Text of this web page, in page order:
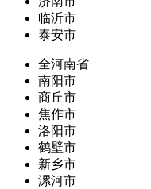
临沂市
泰安市
全河南省
南阳市
商丘市
焦作市
洛阳市
鹤壁市
新乡市
漯河市